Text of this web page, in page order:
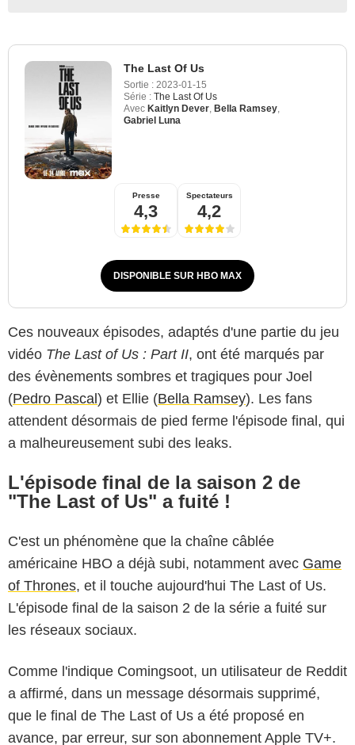
The Last Of Us
Sortie : 2023-01-15
Série : The Last Of Us
Avec Kaitlyn Dever Bella Ramsey
Gabriel Luna
Presse
4,3
Spectateurs
4,2
DISPONIBLE SUR HBO MAX
Ces nouveaux épisodes, adaptés d'une partie du jeu
vidéo The Last of Us : Part II, ont été marqués par
des évènements sombres et tragiques pour Joel
(Pedro Pascal) et Ellie (Bella Ramsey). Les fans
attendent désormais de pied ferme l'épisode final, qui
a malheureusement subi des leaks.
L'épisode final de la saison 2 de
"The Last of Us" a fuité !
C'est un phénomène que la chaîne câblée
américaine HBO a déjà subi, notamment avec Game
of Thrones, et il touche aujourd'hui The Last of Us.
L'épisode final de la saison 2 de la série a fuité sur
les réseaux sociaux.
Comme l'indique Comingsoot, un utilisateur de Reddit
a affirmé, dans un message désormais supprimé,
que le final de The Last of Us a été proposé en
avance, par erreur, sur son abonnement Apple TV+.